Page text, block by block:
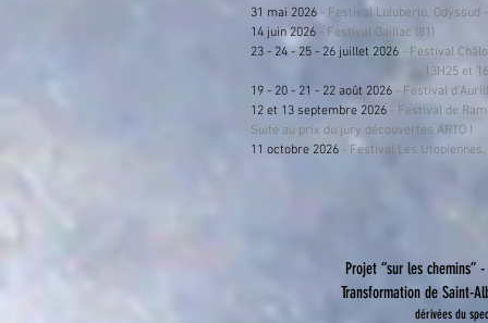
Projet “sur les chemins”
Transformation de Saint-
dérivées du
31 mai 2026 - Festival Luluberlu, Odyssud
14 juin 2026 - Festival Gaillac (81)
23 - 24 - 25 - 26 juillet 2026 - Festival
13H25 et 16H50 -
19 - 20 - 21 - 22 août 2026 - Festival
12 et 13 septembre 2026 - Festival de
Suite au prix du jury découvertes ARTO !
11 octobre 2026 - Festival Les